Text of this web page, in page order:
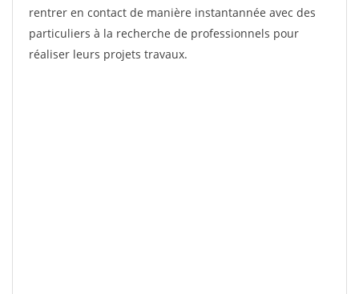
rentrer en contact de manière instantannée avec des
particuliers à la recherche de professionnels pour
réaliser leurs projets travaux.